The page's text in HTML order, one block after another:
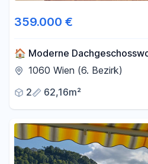
359.000 €
🏠 Moderne
1060 Wien / Mariahilf
1060 Wien (6. Bezirk)
2
62,16m²